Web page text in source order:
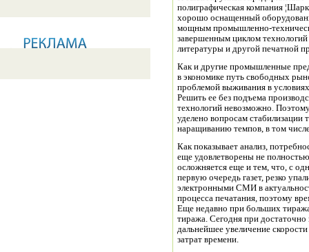
полиграфическая компания
хорошо оснащенный
мощным промышленно-
завершенным циклом
литературы и другой печатной
Как и другие промышленные
в экономике путь свободных
проблемой выживания в
Решить ее без подъема
технологий невозможно.
уделено вопросам стабилизации
наращиванию темпов, в том
Как показывает анализ,
еще удовлетворены не
осложняется еще и тем, что, с
первую очередь газет, резко
электронными СМИ в
процесса печатания, поэтому
Еще недавно при больших
тиража. Сегодня при
дальнейшее увеличение
затрат времени.